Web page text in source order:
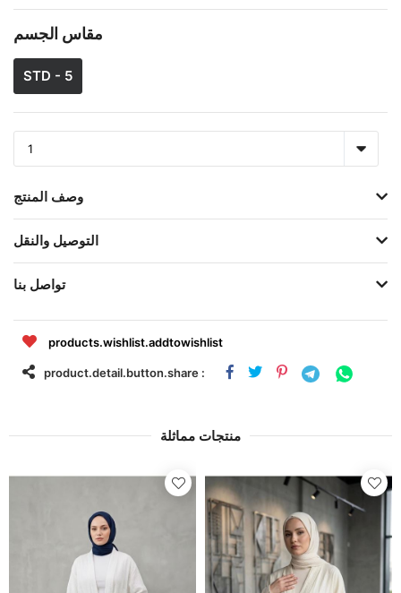
مقاس الجسم
STD - 5
وصف المنتج
التوصيل والنقل
تواصل بنا
products.wishlist.addtowishlist
product.detail.button.share :
منتجات مماثلة